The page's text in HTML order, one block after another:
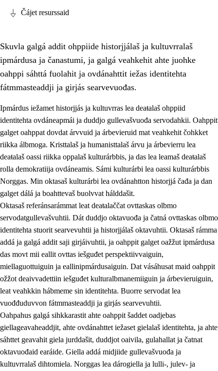
Oahpahusa árvovuođđu
1.1 Olmmošárvu
Identitehta ja kultuvrralaš girjáivuohta
1.3 Kritihkalaš jurddašeapmi ja ehtalaš diđolašvuohta
1.4 Hutkanillu, beroštupmi ja suokkardanhuovva
1.5 Luondduákten ja birasdiđolašvuohta
1.6 Demokratiija ja mielváikkuheapmi
Čájet resurssaid
Skuvla galgá addit ohppiide historjjálaš ja kultuvrralaš
ipmárdusa ja čanastumi, ja galgá veahkehit ahte juohke
oahppi sáhttá fuolahit ja ovdánahttit iežas identitehta
fátmmasteaddji ja girjás searvevuođas.
Ipmárdus iežamet historjjás ja kultuvrras lea deaŧalaš ohppiid
identitehta ovdáneapmái ja duddjo gullevašvuođa servodahkii. Oahppit
galget oahppat dovdat árvvuid ja árbevieruid mat veahkehit čohkket
riikka álbmoga. Kristtalaš ja humanisttalaš árvu ja árbevierru lea
deaŧalaš oassi riikka oppalaš kulturárbbis, ja das lea leamaš deaŧalaš
rolla demokratiija ovdáneamis. Sámi kulturárbi lea oassi kulturárbbis
Norggas. Min oktasaš kulturárbi lea ovdánahtton historjjá čađa ja dan
galget dálá ja boahttevaš buolvvat hálddašit.
Oktasaš referánsarámmat leat deaŧalaččat ovttaskas olbmo
servodatgullevašvuhtii. Dát duddjo oktavuođa ja čatná ovttaskas olbmo
identitehta stuorit searvevuhtii ja historjjálaš oktavuhtii. Oktasaš rámma
addá ja galgá addit saji girjáivuhtii, ja oahppit galget oažžut ipmárdusa
das movt mii eallit ovttas iešguđet perspektiivvaiguin,
miellaguottuiguin ja eallinipmárdusaiguin. Dat vásáhusat maid oahppit
ožžot deaivvadettiin iešguđet kulturalbmanemiiguin ja árbevieruiguin,
leat veahkkin hábmeme sin identitehta. Buorre servodat lea
vuođđuduvvon fátmmasteaddji ja girjás searvevuhtii.
Oahpahus galgá sihkkarastit ahte oahppit šaddet oadjebas
giellageavaheaddjit, ahte ovdánahttet iežaset gielalaš identitehta, ja ahte
sáhttet geavahit giela jurddašit, duddjot oaivila, gulahallat ja čatnat
oktavuođaid earáide. Giella addá midjiide gullevašvuođa ja
kultuvrralaš dihtomiela. Norggas lea dárogiella ja lulli-, julev- ja